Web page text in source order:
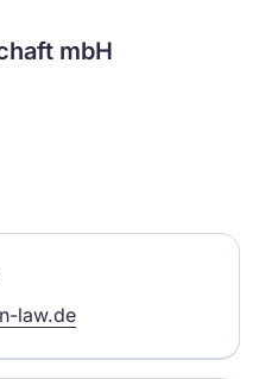
mbH
law.de